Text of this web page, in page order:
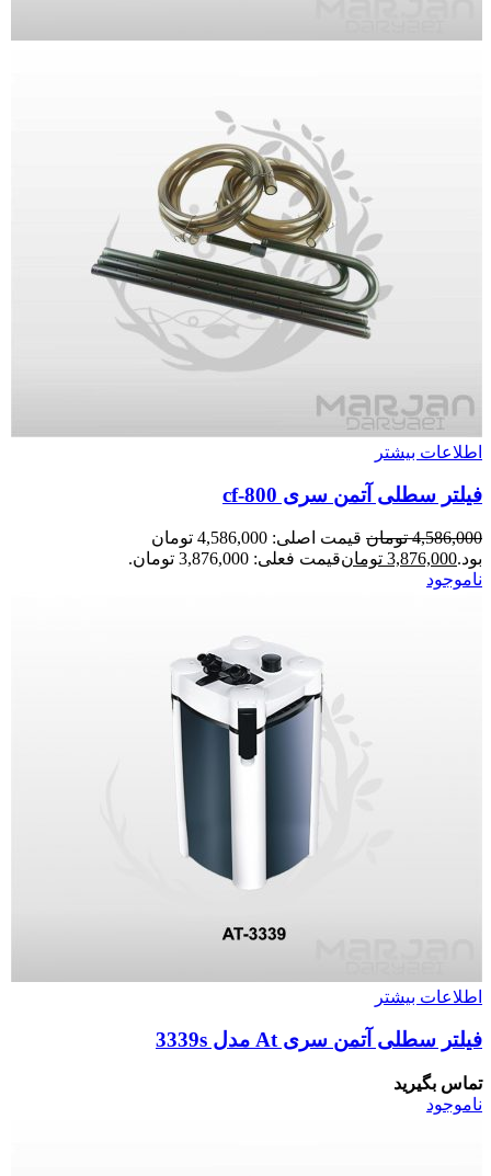
اطلاعات بیشتر
فیلتر سطلی آتمن سری cf-800
4,586,000 تومان
قیمت اصلی: 4,586,000 تومان
بود.3,876,000 تومانقیمت فعلی: 3,876,000 تومان.
ناموجود
اطلاعات بیشتر
فیلتر سطلی آتمن سری At مدل 3339s
تماس بگیرید
ناموجود